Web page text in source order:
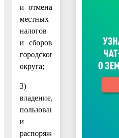
и отмена
местных
налогов
и сборов
городского
округа;
3)
владение,
пользование
и
распоряжение